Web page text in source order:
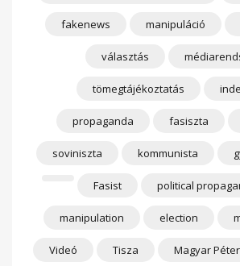
fakenews manipuláció
választás
tömegtájékoztatás
propaganda fasiszta
soviniszta kommunista
Fasist political
manipulation election
Videó Tisza Magyar Péter